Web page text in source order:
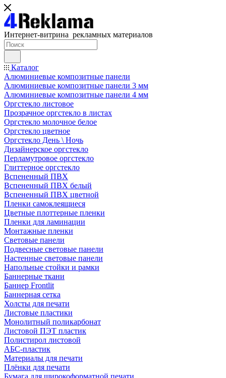
Интернет-витрина рекламных материалов
Каталог
Алюминиевые композитные панели
Алюминиевые композитные панели 3 мм
Алюминиевые композитные панели 4 мм
Оргстекло листовое
Прозрачное оргстекло в листах
Оргстекло молочное белое
Оргстекло цветное
Оргстекло День \ Ночь
Дизайнерское оргстекло
Перламутровое оргстекло
Глиттерное оргстекло
Вспененный ПВХ
Вспененный ПВХ белый
Вспененный ПВХ цветной
Пленки самоклеящиеся
Цветные плоттерные пленки
Пленки для ламинации
Монтажные пленки
Световые панели
Подвесные световые панели
Настенные световые панели
Напольные стойки и рамки
Баннерные ткани
Баннер Frontlit
Баннерная сетка
Холсты для печати
Листовые пластики
Монолитный поликарбонат
Листовой ПЭТ пластик
Полистирол листовой
АБС-пластик
Материалы для печати
Плёнки для печати
Бумага для широкоформатной печати